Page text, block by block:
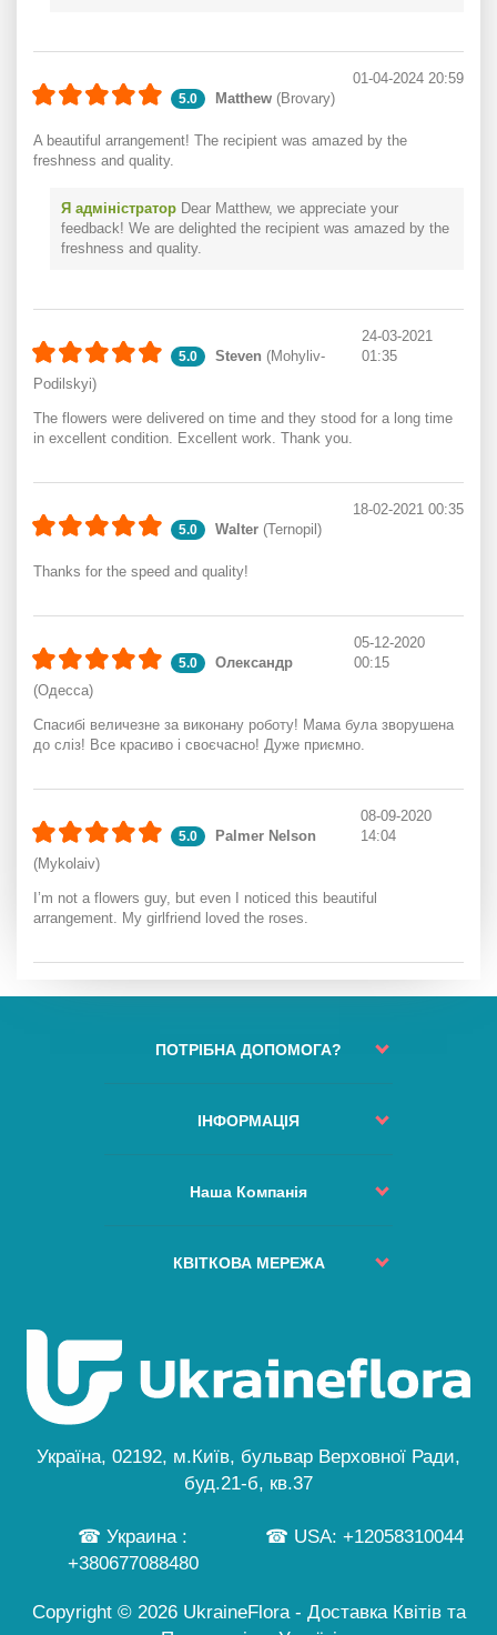
5.0 Matthew (Brovary)
01-04-2024 20:59
A beautiful arrangement! The recipient was amazed by the
freshness and quality.
Я адміністратор Dear Matthew, we appreciate your
feedback! We are delighted the recipient was amazed by the
freshness and quality.
5.0 Steven (Mohyliv-
Podilskyi)
24-03-2021
01:35
The flowers were delivered on time and they stood for a long time
in excellent condition. Excellent work. Thank you.
5.0 Walter (Ternopil)
18-02-2021 00:35
Thanks for the speed and quality!
5.0
Олександр
(Одесса)
05-12-2020
00:15
Спасибі величезне за виконану роботу! Мама була зворушена
до сліз! Все красиво і своєчасно! Дуже приємно.
5.0
Palmer Nelson
(Mykolaiv)
08-09-2020
14:04
I’m not a flowers guy, but even I noticed this beautiful
arrangement. My girlfriend loved the roses.
ПОТРІБНА ДОПОМОГА?
Зміна або відміна замовлення
Часті Питання
ІНФОРМАЦІЯ
Правила та Умови
Безпечна Оплата
Наша Компанія
Міста Доставлення
Публічна Оферта
Персональні Дані
КВІТКОВА МЕРЕЖА
Одеса
Дніпро
а також ще 245 міст
Україна, 02192, м.Київ, бульвар Верховної Ради,
буд.21-б, кв.37
☎ Украина :
+380677088480
☎ USA: +12058310044
Copyright © 2026 UkraineFlora - Доставка Квітів та